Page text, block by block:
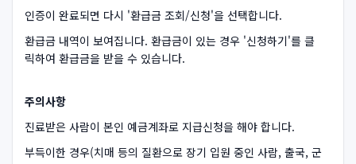
인증이 완료되면 다시 '환급금 조회/신청'을 선택합니다.
환급금 내역이 보여집니다. 환급금이 있는 경우 '신청하기'를 클
릭하여 환급금을 받을 수 있습니다.
주의사항
진료받은 사람이 본인 예금계좌로 지급신청을 해야 합니다.
부득이한 경우(치매 등의 질환으로 장기 입원 중인 사람, 출국, 군